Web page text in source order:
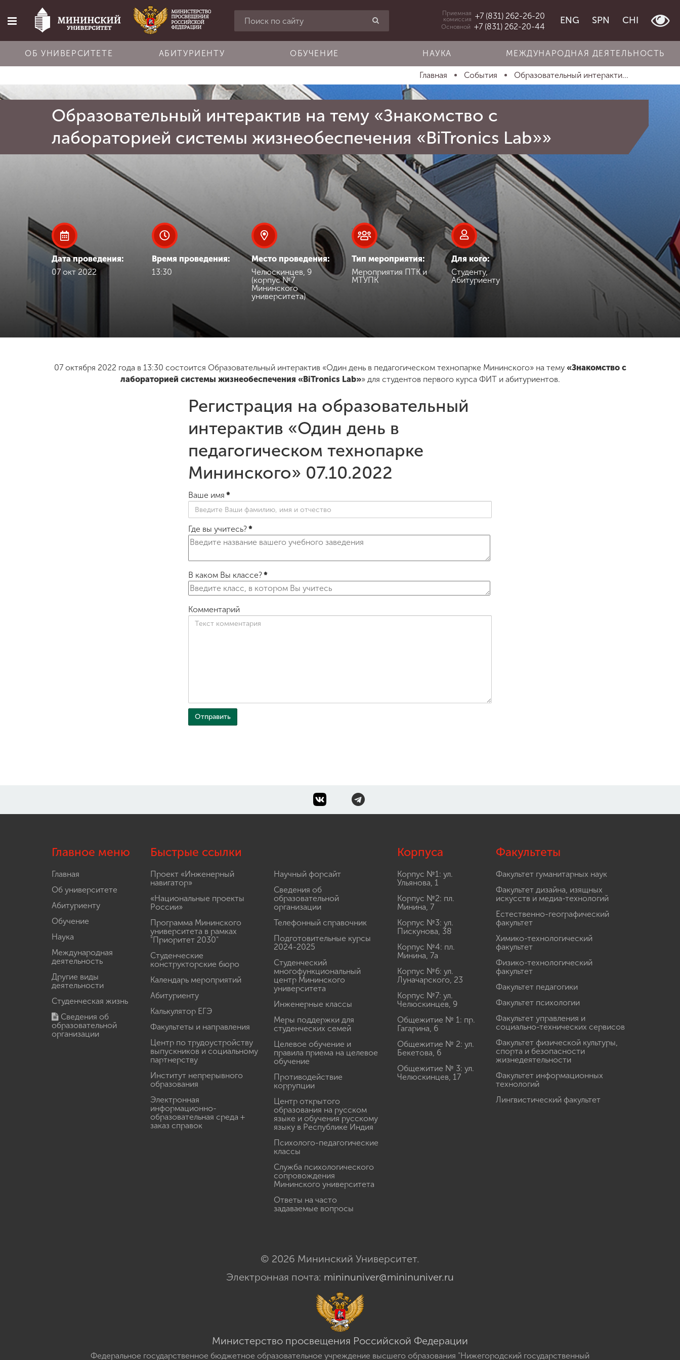
Главная
Об университете
Международная
деятельность
Студенческая
жизнь
Сведения об
Приемная
комиссия +7 (831) 262-26-20
Основной +7 (831) 262-20-44
ENG SPN CHI
ОБ УНИВЕРСИТЕТЕ АБИТУРИЕНТУ ОБУЧЕНИЕ НАУКА МЕЖДУНАРОДНАЯ ДЕЯТЕЛЬНОСТЬ
Главная События Образовательный интеракти...
Образовательный интерактив на тему «Знакомство с
лабораторией системы жизнеобеспечения «BiTronics Lab»»
Дата проведения:
07 окт 2022
Время проведения:
13:30
Место проведения:
Челюскинцев, 9
(корпус №7
Мининского
университета)
Тип мероприятия:
Мероприятия ПТК и
МТУПК
Для кого:
Студенту,
Абитуриенту
07 октября 2022 года в 13:30 состоится Образовательный интерактив «Один день в педагогическом технопарке Мининского» на тему «Знакомство с
лабораторией системы жизнеобеспечения «BiTronics Lab»» для студентов первого курса ФИТ и абитуриентов.
Регистрация на образовательный
интерактив «Один день в
педагогическом технопарке
Мининского» 07.10.2022
Ваше имя *
Где вы учитесь?*
В каком Вы классе?*
Комментарий
Главное меню
Главная
Об университете
Абитуриенту
Обучение
Наука
Международная
деятельность
Другие виды
деятельности
Студенческая жизнь
Сведения об
образовательной
организации
Быстрые ссылки
Проект «Инженерный
навигатор»
«Национальные проекты
России»
Программа Мининского
университета в рамках
"Приоритет 2030"
Студенческие
конструкторские бюро
Календарь мероприятий
Абитуриенту
Калькулятор ЕГЭ
Факультеты и направления
Центр по трудоустройству
выпускников и социальному
партнерству
Институт непрерывного
образования
Электронная
информационно-
образовательная среда +
заказ справок
Научный форсайт
Сведения об
образовательной
организации
Телефонный справочник
Подготовительные курсы
2024-2025
Студенческий
многофункциональный
центр Мининского
университета
Инженерные классы
Меры поддержки для
студенческих семей
Целевое обучение и
правила приема на целевое
обучение
Противодействие
коррупции
Центр открытого
образования на русском
языке и обучения русскому
языку в Республике Индия
Психолого-педагогические
классы
Служба психологического
сопровождения
Мининского университета
Ответы на часто
задаваемые вопросы
Корпуса
Корпус №1: ул.
Ульянова, 1
Корпус №2: пл.
Минина, 7
Корпус №3: ул.
Пискунова, 38
Корпус №4: пл.
Минина, 7а
Корпус №6: ул.
Луначарского, 23
Корпус №7: ул.
Челюскинцев, 9
Общежитие № 1: пр.
Гагарина, 6
Общежитие № 2: ул.
Бекетова, 6
Общежитие № 3: ул.
Челюскинцев, 17
Факультеты
Факультет гуманитарных наук
Факультет дизайна, изящных
искусств и медиа-технологий
Естественно-географический
факультет
Химико-технологический
факультет
Физико-технологический
факультет
Факультет педагогики
Факультет психологии
Факультет управления и
социально-технических сервисов
Факультет физической культуры,
спорта и безопасности
жизнедеятельности
Факультет информационных
технологий
Лингвистический факультет
© 2026 Мининский Университет.
Электронная почта: mininuniver@mininuniver.ru
Министерство просвещения Российской Федерации
Федеральное государственное бюджетное образовательное учреждение высшего образования "Нижегородский государственный